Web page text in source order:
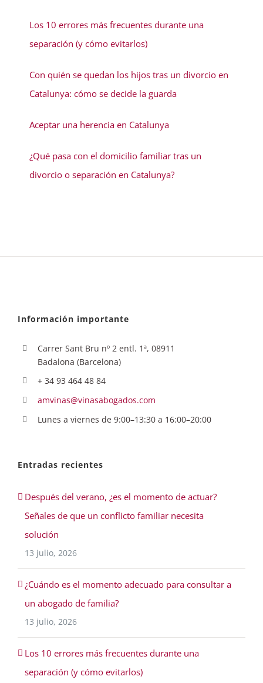
Los 10 errores más frecuentes durante una
separación (y cómo evitarlos)
Con quién se quedan los hijos tras un divorcio en
Catalunya: cómo se decide la guarda
Aceptar una herencia en Catalunya
¿Qué pasa con el domicilio familiar tras un
divorcio o separación en Catalunya?
Información importante
Carrer Sant Bru nº 2 entl. 1ª, 08911
Badalona (Barcelona)
+ 34 93 464 48 84
amvinas@vinasabogados.com
Lunes a viernes de 9:00–13:30 a 16:00–20:00
Entradas recientes
Después del verano, ¿es el momento de actuar?
Señales de que un conflicto familiar necesita
solución
13 julio, 2026
¿Cuándo es el momento adecuado para consultar a
un abogado de familia?
13 julio, 2026
Los 10 errores más frecuentes durante una
separación (y cómo evitarlos)